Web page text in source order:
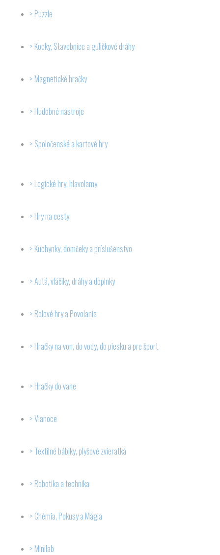
Puzzle
Kocky, Stavebnice a guličkové dráhy
Magnetické hračky
Hudobné nástroje
Spoločenské a kartové hry
Logické hry, hlavolamy
Hry na cesty
Kuchynky, domčeky a príslušenstvo
Autá, vláčiky, dráhy a doplnky
Rolové hry a Povolania
Hračky na von, do vody, do piesku a pre šport
Hračky do vane
Vianoce
Textilné bábiky, plyšové zvieratká
Robotika a technika
Chémia, Pokusy a Mágia
Minilab